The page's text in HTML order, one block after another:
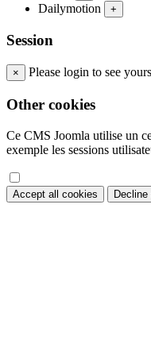
Dailymotion +
Session
× Please login to see
Other cookies
Ce CMS Joomla utilise un
exemple les sessions
Accept all cookies